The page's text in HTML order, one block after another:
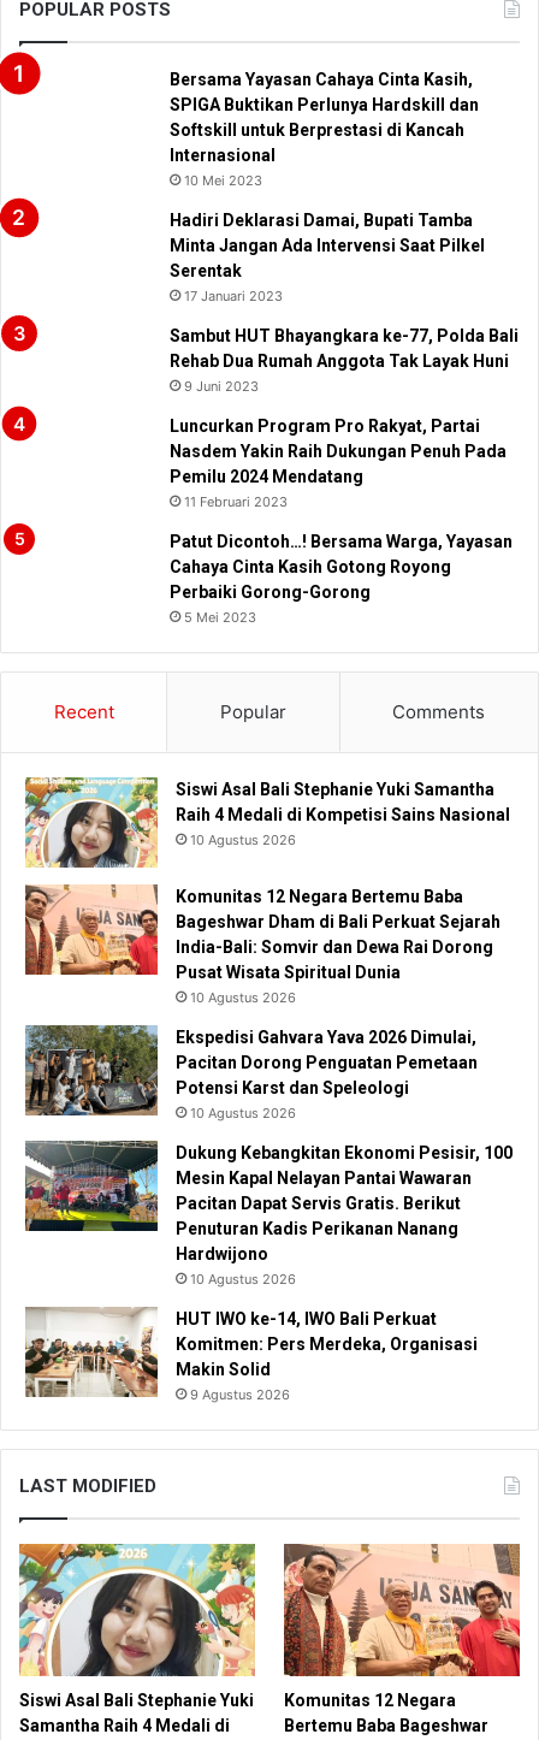
POPULAR POSTS
Bersama Yayasan Cahaya Cinta Kasih,
SPIGA Buktikan Perlunya Hardskill dan
Softskill untuk Berprestasi di Kancah
Internasional
10 Mei 2023
Hadiri Deklarasi Damai, Bupati Tamba
Minta Jangan Ada Intervensi Saat Pilkel
Serentak
17 Januari 2023
Sambut HUT Bhayangkara ke-77, Polda Bali
Rehab Dua Rumah Anggota Tak Layak Huni
9 Juni 2023
Luncurkan Program Pro Rakyat, Partai
Nasdem Yakin Raih Dukungan Penuh Pada
Pemilu 2024 Mendatang
11 Februari 2023
Patut Dicontoh…! Bersama Warga, Yayasan
Cahaya Cinta Kasih Gotong Royong
Perbaiki Gorong-Gorong
5 Mei 2023
Recent Popular Comments
Siswi Asal Bali Stephanie Yuki Samantha
Raih 4 Medali di Kompetisi Sains Nasional
10 Agustus 2026
Komunitas 12 Negara Bertemu Baba
Bageshwar Dham di Bali Perkuat Sejarah
India-Bali: Somvir dan Dewa Rai Dorong
Pusat Wisata Spiritual Dunia
10 Agustus 2026
Ekspedisi Gahvara Yava 2026 Dimulai,
Pacitan Dorong Penguatan Pemetaan
Potensi Karst dan Speleologi
10 Agustus 2026
Dukung Kebangkitan Ekonomi Pesisir, 100
Mesin Kapal Nelayan Pantai Wawaran
Pacitan Dapat Servis Gratis. Berikut
Penuturan Kadis Perikanan Nanang
Hardwijono
10 Agustus 2026
HUT IWO ke-14, IWO Bali Perkuat
Komitmen: Pers Merdeka, Organisasi
Makin Solid
9 Agustus 2026
LAST MODIFIED
Siswi Asal Bali Stephanie Yuki
Samantha Raih 4 Medali di
Komunitas 12 Negara
Bertemu Baba Bageshwar